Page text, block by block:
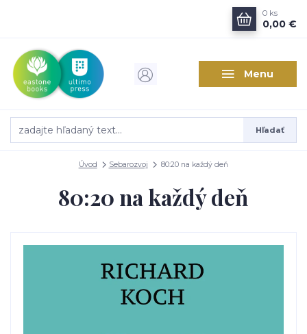
Menu
Hľadať
0 ks
0,00 €
Úvod Sebarozvoj 80:20 na každý deň
80:20 na každý deň